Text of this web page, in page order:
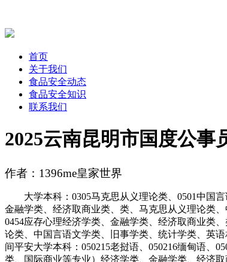
首页
关于我们
食品安全动态
食品安全知识
联系我们
2025云南昆明市国度公事
作者：1396me皇家世界
大学本科：0305马克思从义理论类、0501中国言
金融学类、经济取商业类、类、马克思从义理论类
0454应存心理经济学类、金融学类、经济取商业类
论类、中国言语文学类、旧事学类、统计学类、英
间平安大学本科：050215老挝语、050216缅甸语、
类、国际商业等专业）经济学类、金融学类、经济